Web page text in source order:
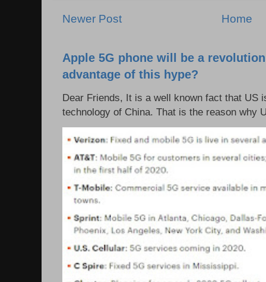
Newer Post Home
Apple 5G phone will be a
advantage of this hype?
Dear Friends, It is a well known fact that US
technology of China. That is the reason why